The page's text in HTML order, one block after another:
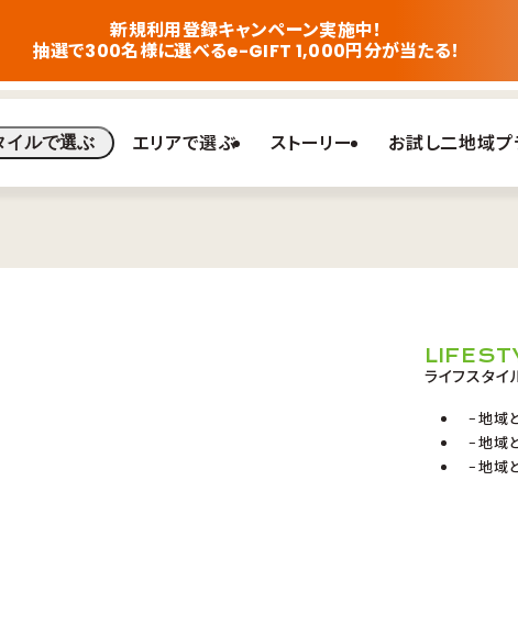
新規利用登録キャンペーン実施中！
抽選で300名様に選べるe-GIFT 1,000円分が当たる！
イルで選ぶ エリアで選ぶ ストーリー お試し二地域プ
ライフスタイ
地域
地域
地域